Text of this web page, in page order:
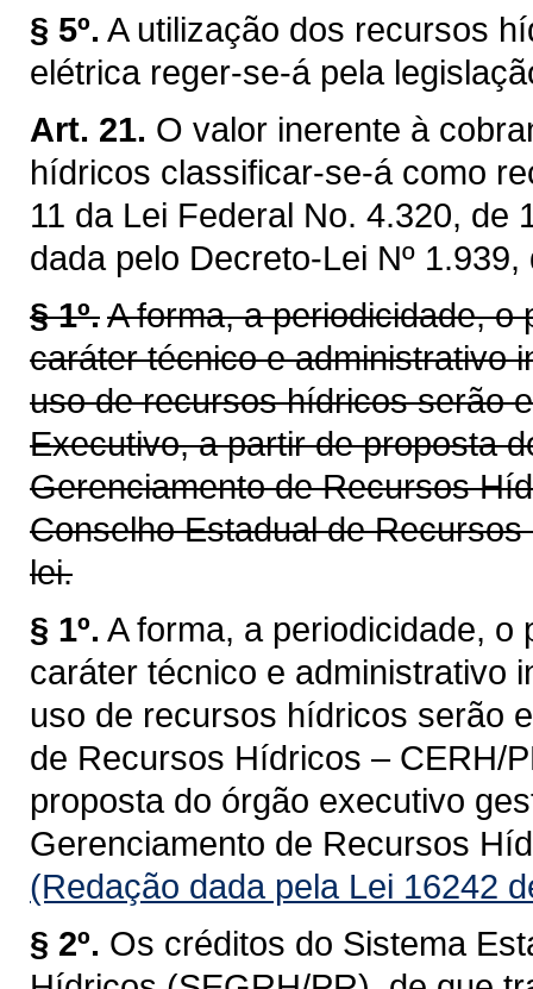
§ 5º. A utilização dos recursos
elétrica reger-se-á pela
Art. 21. O valor inerente à
hídricos classificar-se-á como
11 da Lei Federal No. 4.320, de
dada pelo Decreto-Lei Nº
§ 1º.A forma, a periodicidade,
caráter técnico e administrativo
uso de recursos hídricos serão
Executivo, a partir de proposta
Gerenciamento de Recursos
Conselho Estadual de
lei.
§ 1º. A forma, a periodicidade,
caráter técnico e administrativo
uso de recursos hídricos serão
de Recursos Hídricos – CERH/
proposta do órgão executivo
Gerenciamento de Recursos
(Redação dada pela Lei 16242
§ 2º. Os créditos do Sistema